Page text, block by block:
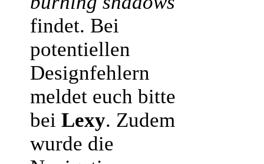
findet. Bei
potentiellen
Designfehlern
meldet euch bitte
bei Lexy. Zudem
wurde die